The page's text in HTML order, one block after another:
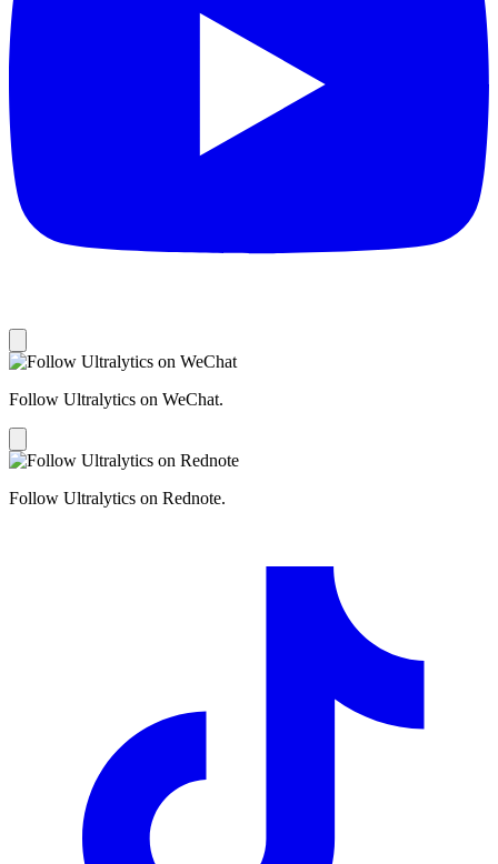
Follow Ultralytics on WeChat.
Follow Ultralytics on Rednote.